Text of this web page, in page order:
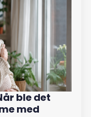
ble det
med